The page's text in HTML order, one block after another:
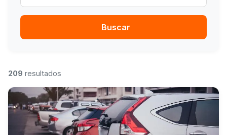
Buscar
209 resultados